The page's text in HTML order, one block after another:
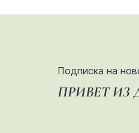
Подписка на
ПРИВЕТ ИЗ